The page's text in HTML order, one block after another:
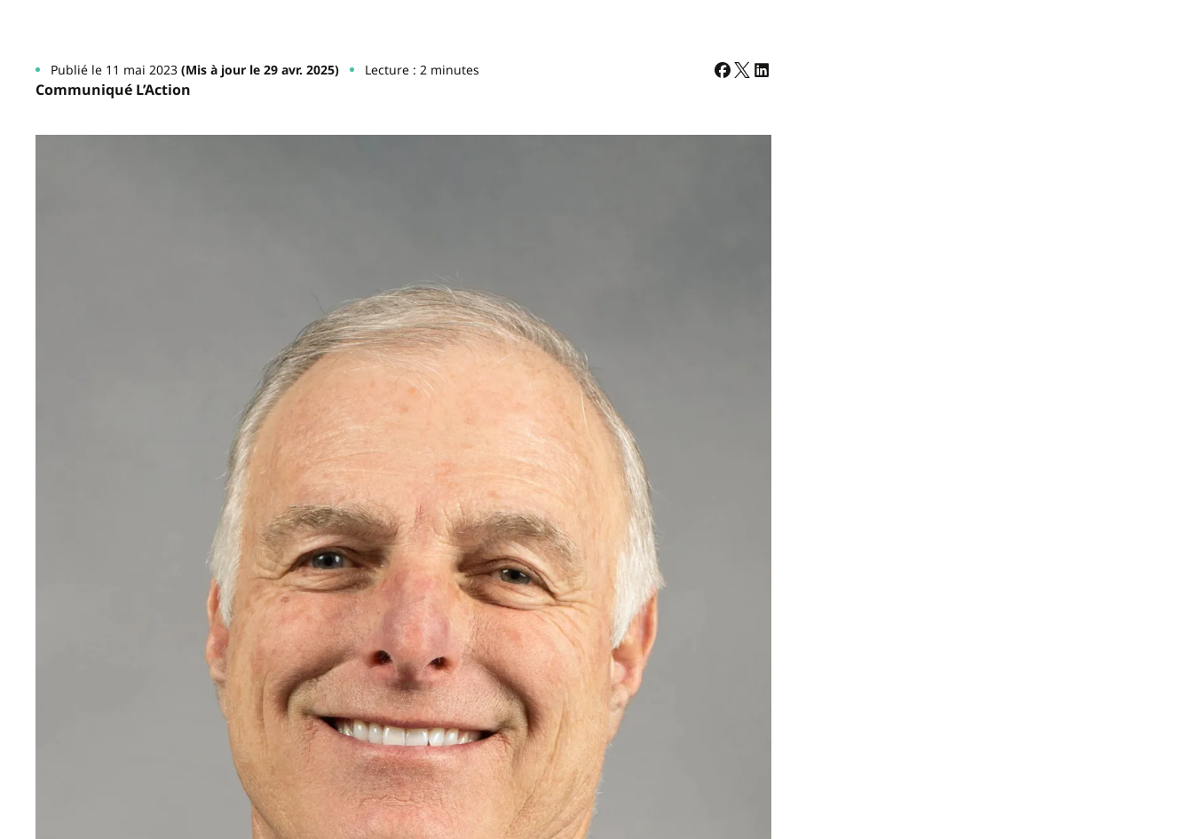
Publié le 11 mai 2023(Mis à jour le 29 avr. 2025) Lecture : 2 minutes
Communiqué L’Action